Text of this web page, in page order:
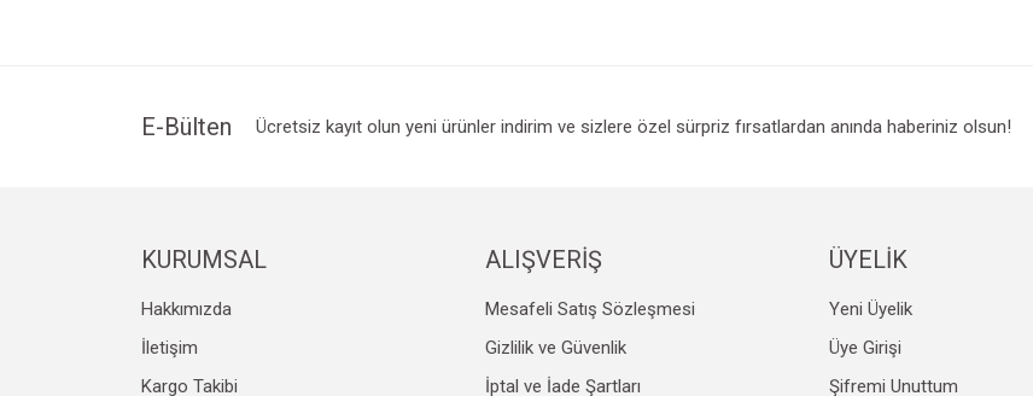
Ürün bilgilerinde hatalar bulunuyor.
Gönder
E-Bülten Ücretsiz kayıt olun yeni ürünler indirim ve sizlere özel sürpriz fırsatlardan anında haberiniz olsun!
KURUMSAL
Hakkımızda
İletişim
Kargo Takibi
ALIŞVERİŞ
Mesafeli Satış Sözleşmesi
Gizlilik ve Güvenlik
İptal ve İade Şartları
ÜYELİK
Yeni Üyelik
Üye Girişi
Şifremi Unuttum